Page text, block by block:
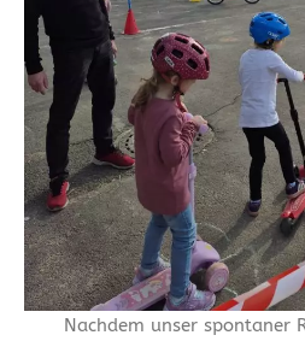
Nachdem unser spontaner